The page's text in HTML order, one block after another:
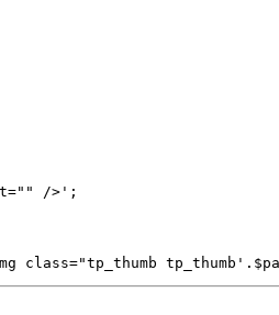
/>';
class="tp_thumb